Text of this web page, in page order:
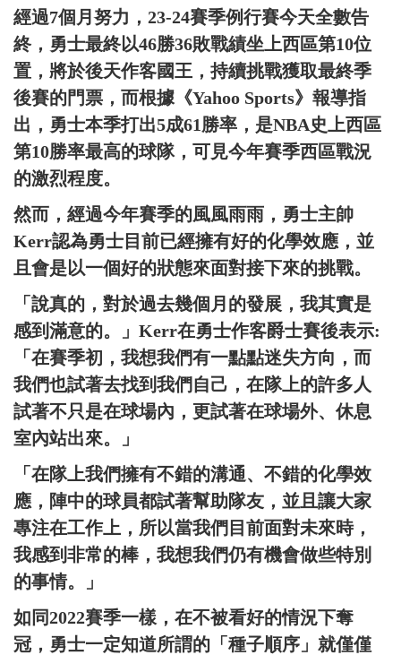
經過7個月努力，23-24賽季例行賽今天全數告
終，勇士最終以46勝36敗戰績坐上西區第10位
置，將於後天作客國王，持續挑戰獲取最終季
後賽的門票，而根據《Yahoo Sports》報導指
出，勇士本季打出5成61勝率，是NBA史上西區
第10勝率最高的球隊，可見今年賽季西區戰況
的激烈程度。
然而，經過今年賽季的風風雨雨，勇士主帥
Kerr認為勇士目前已經擁有好的化學效應，並
且會是以一個好的狀態來面對接下來的挑戰。
「說真的，對於過去幾個月的發展，我其實是
感到滿意的。」Kerr在勇士作客爵士賽後表示:
「在賽季初，我想我們有一點點迷失方向，而
我們也試著去找到我們自己，在隊上的許多人
試著不只是在球場內，更試著在球場外、休息
室內站出來。」
「在隊上我們擁有不錯的溝通、不錯的化學效
應，陣中的球員都試著幫助隊友，並且讓大家
專注在工作上，所以當我們目前面對未來時，
我感到非常的棒，我想我們仍有機會做些特別
的事情。」
如同2022賽季一樣，在不被看好的情況下奪
冠，勇士一定知道所謂的「種子順序」就僅僅